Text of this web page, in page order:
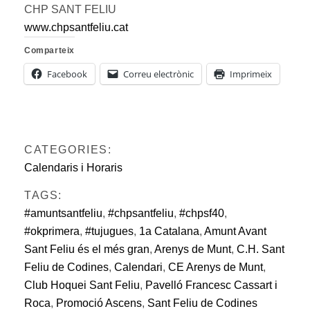
CHP SANT FELIU
www.chpsantfeliu.cat
Comparteix
Facebook Correu electrònic Imprimeix
CATEGORIES:
Calendaris i Horaris
TAGS:
#amuntsantfeliu, #chpsantfeliu, #chpsf40,
#okprimera, #tujugues, 1a Catalana, Amunt Avant
Sant Feliu és el més gran, Arenys de Munt, C.H. Sant
Feliu de Codines, Calendari, CE Arenys de Munt,
Club Hoquei Sant Feliu, Pavelló Francesc Cassart i
Roca, Promoció Ascens, Sant Feliu de Codines